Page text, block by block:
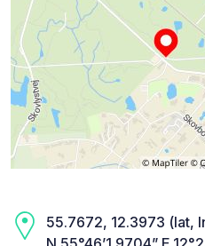
55.7672, 12.3973 (lat,